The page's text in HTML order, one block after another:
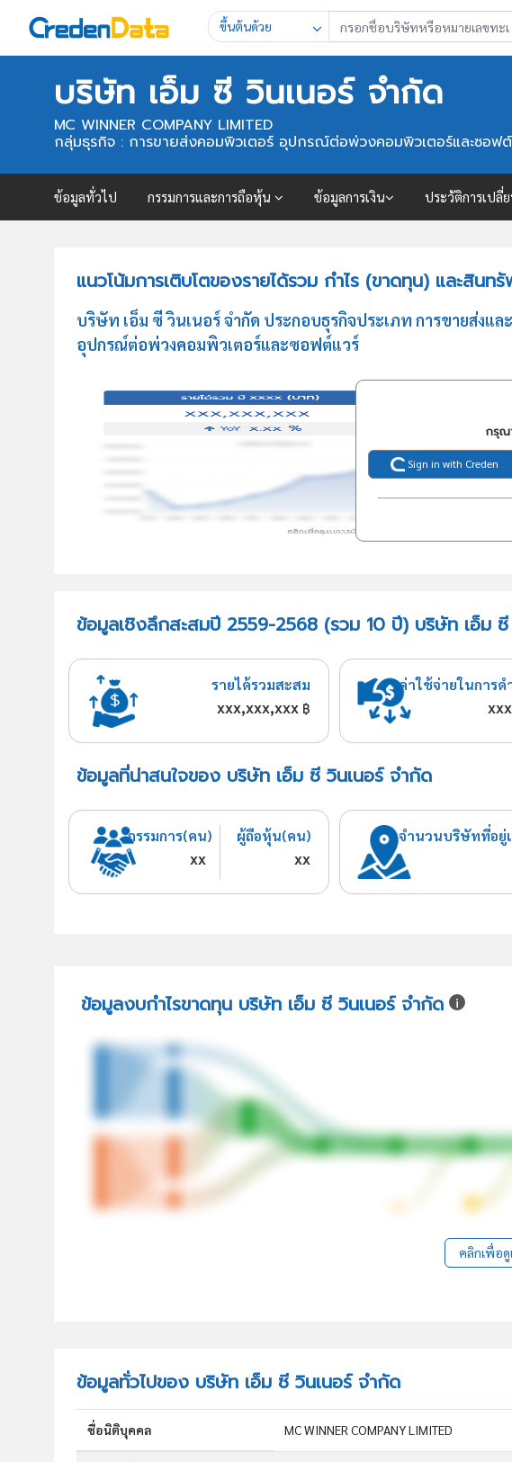
ขึ้นต้นด้วย
บริษัท เอ็ม ซี วินเนอร์ จำกัด
MC WINNER COMPANY LIMITED
กลุ่มธุรกิจ : การขายส่งคอมพิวเตอร์ อุปกรณ์ต่อพ่วงคอมพิวเตอร์และซอฟ
ข้อมูลทั่วไป กรรมการและการถือหุ้น ข้อมูลการเงิน ประวัติการเปลี่
แนวโน้มการเติบโตของรายได้รวม กำไร (ขาดทุน) และสิน
บริษัท เอ็ม ซี วินเนอร์ จำกัด ประกอบธุรกิจประเภท การขายส่งแ
อุปกรณ์ต่อพ่วงคอมพิวเตอร์และซอฟต์แวร์
กรุณ
Sign in with Creden
ข้อมูลเชิงลึกสะสมปี 2559-2568 (รวม 10 ปี) บริษัท เอ็ม
รายได้รวมสะสม
xxx,xxx,xxx ฿
ค่าใช้จ่ายในการ
ข้อมูลที่น่าสนใจของ บริษัท เอ็ม ซี วินเนอร์ จำกัด
กรรมการ(คน)
xx
ผู้ถือหุ้น(คน)
xx
จำนวนบริษัทที่อยู่
ข้อมูลงบกำไรขาดทุน บริษัท เอ็ม ซี วินเนอร์ จำกัด
คลิกเพื่อดู
ข้อมูลทั่วไปของ บริษัท เอ็ม ซี วินเนอร์ จำกัด
ชื่อนิติบุคคล MC WINNER COMPANY LIMITED